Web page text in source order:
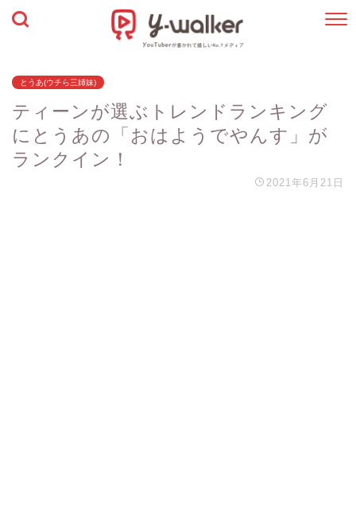
とうあ(ウチら三姉妹)
ティーンが選ぶトレンドランキング
にとうあの「おはようでやんす」が
ランクイン！
2021年6月21日